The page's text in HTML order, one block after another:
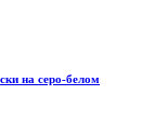
на серо-белом